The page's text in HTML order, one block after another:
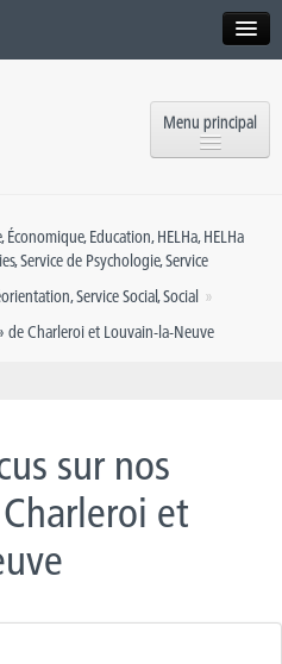
et Recherche
Menu principal
,Économique,Education,HELHa,HELHa
,Service de Psychologie,Service
,Service Social,Social »
de Charleroi et Louvain-la-Neuve
sur nos
et